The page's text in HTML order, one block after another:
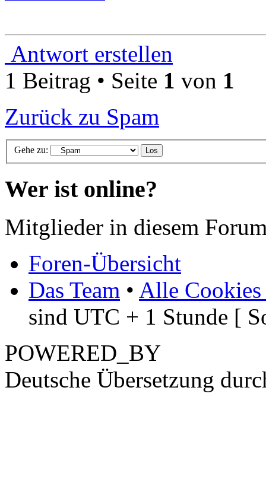
Antwort erstellen
1 Beitrag • Seite 1 von 1
Zurück zu Spam
Gehe zu:
Wer ist online?
Mitglieder in diesem
Foren-Übersicht
Das Team • Alle Cookies
sind UTC + 1 Stunde [
POWERED_BY
Deutsche Übersetzung